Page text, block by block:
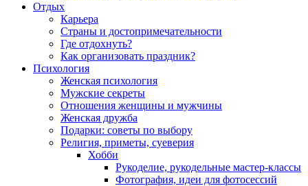
Отдых
Карьера
Страны и достопримечательности
Где отдохнуть?
Как организовать праздник?
Психология
Женская психология
Мужские секреты
Отношения женщины и мужчины
Женская дружба
Подарки: советы по выбору
Религия, приметы, суеверия
Хобби
Рукоделие, рукодельные мастер-классы
Фотография, идеи для фотосессий